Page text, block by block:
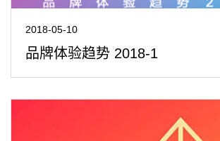
2018-05-10
品牌体验趋势 2018-1